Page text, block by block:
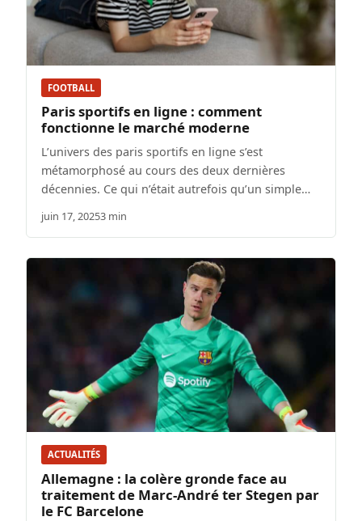
FOOTBALL
Paris sportifs en ligne : comment
fonctionne le marché moderne
L’univers des paris sportifs en ligne s’est
métamorphosé au cours des deux dernières
décennies. Ce qui n’était autrefois qu’un simple…
juin 17, 20253 min
ACTUALITÉS
Allemagne : la colère gronde face au
traitement de Marc-André ter Stegen par
le FC Barcelone